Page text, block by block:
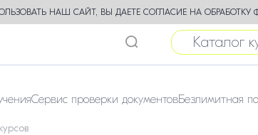
НАШ САЙТ, ВЫ ДАЕТЕ СОГЛАСИЕ НА ОБРАБОТКУ
Каталог
Сервис проверки документовБезлимитная